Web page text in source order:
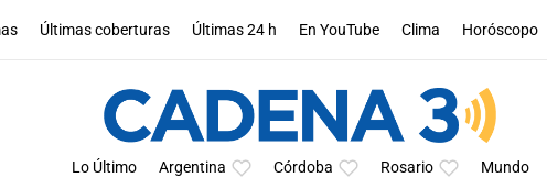
Últimas coberturas Últimas 24 h En YouTube Clima Horóscopo
Lo Último Argentina Córdoba Rosario Mundo